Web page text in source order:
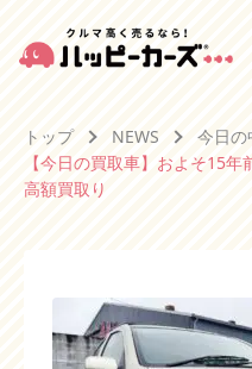
トップ NEWS
今日の
【今日の買取車】およそ15
高額買取り